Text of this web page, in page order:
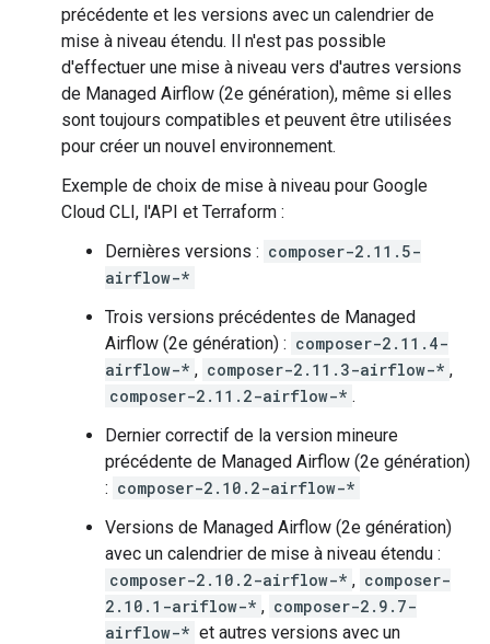
précédente et les versions avec un calendrier de
mise à niveau étendu. Il n'est pas possible
d'effectuer une mise à niveau vers d'autres versions
de Managed Airflow (2e génération), même si elles
sont toujours compatibles et peuvent être utilisées
pour créer un nouvel environnement.
Exemple de choix de mise à niveau pour Google
Cloud CLI, l'API et Terraform :
Dernières versions : composer-2.11.5-
airflow-*
Trois versions précédentes de Managed
Airflow (2e génération) : composer-2.11.4-
airflow-* , composer-2.11.3-airflow-* ,
composer-2.11.2-airflow-* .
Dernier correctif de la version mineure
précédente de Managed Airflow (2e génération)
: composer-2.10.2-airflow-*
Versions de Managed Airflow (2e génération)
avec un calendrier de mise à niveau étendu :
composer-2.10.2-airflow-* , composer-
2.10.1-ariflow-* , composer-2.9.7-
airflow-* et autres versions avec un